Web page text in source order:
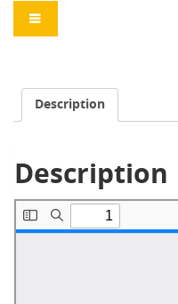
Description
Description